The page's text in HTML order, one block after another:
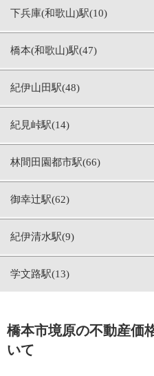
下兵庫(和歌山)駅(10)
橋本(和歌山)駅(47)
紀伊山田駅(48)
紀見峠駅(14)
林間田園都市駅(66)
御幸辻駅(62)
紀伊清水駅(9)
学文路駅(13)
橋本市境原の不動産価
いて